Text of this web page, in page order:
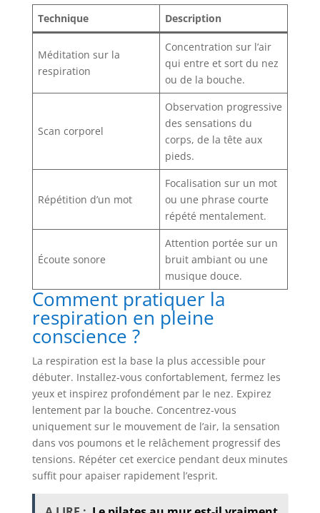
Technique Description
Méditation sur la
respiration
Concentration sur l’air
qui entre et sort du nez
ou de la bouche.
Scan corporel
Observation progressive
des sensations du
corps, de la tête aux
pieds.
Répétition d’un mot
Focalisation sur un mot
ou une phrase courte
répété mentalement.
Écoute sonore
Attention portée sur un
bruit ambiant ou une
musique douce.
Comment pratiquer la
respiration en pleine
conscience ?
La respiration est la base la plus accessible pour
débuter. Installez-vous confortablement, fermez les
yeux et inspirez profondément par le nez. Expirez
lentement par la bouche. Concentrez-vous
uniquement sur le mouvement de l’air, la sensation
dans vos poumons et le relâchement progressif des
tensions. Répéter cet exercice pendant deux minutes
suffit pour apaiser rapidement l’esprit.